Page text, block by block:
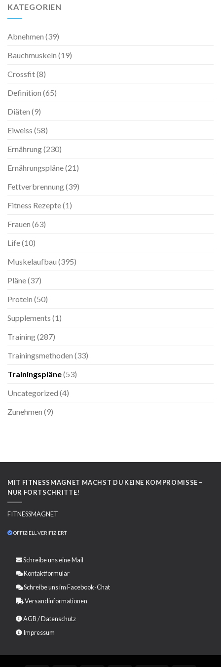
KATEGORIEN
Abnehmen (39)
Bauchmuskeln (19)
Crossfit(8)
Definition (65)
Diäten (9)
Eiweiss (58)
Ernährung(230)
Ernährungspläne(21)
Fettverbrennung(39)
Fitness Rezepte(1)
Frauen (63)
Life(10)
Muskelaufbau (395)
Pläne(37)
Protein (50)
Supplements (1)
Training(287)
Trainingsmethoden (33)
Trainingspläne(53)
Uncategorized (4)
Zunehmen (9)
MIT FITNESSMAGNET MACHST DU KEINE KOMPROMISSE –
NUR FORTSCHRITTE!
FITNESSMAGNET
OFFIZIELL VERIFIZIERT
Schreibe uns eineMail
Kontaktformular
Schreibe uns im Facebook-Chat
Versandinformationen
AGB/Datenschutz
Impressum